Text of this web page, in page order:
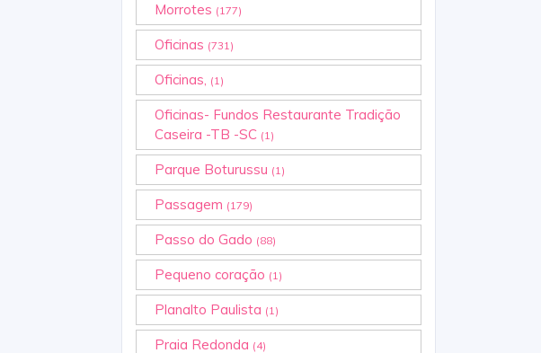
Morrotes (177)
Oficinas (731)
Oficinas, (1)
Oficinas- Fundos Restaurante Tradição
Caseira -TB -SC (1)
Parque Boturussu (1)
Passagem (179)
Passo do Gado (88)
Pequeno coração (1)
Planalto Paulista (1)
Praia Redonda (4)